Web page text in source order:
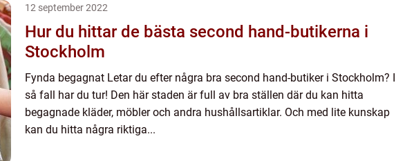
12 september 2022
Hur du hittar de bästa second hand-butikerna i
Stockholm
Fynda begagnat Letar du efter några bra second hand-butiker i Stockholm? I
så fall har du tur! Den här staden är full av bra ställen där du kan hitta
begagnade kläder, möbler och andra hushållsartiklar. Och med lite kunskap
kan du hitta några riktiga...